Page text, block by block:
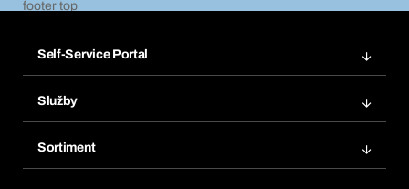
Self-Service Portal
Obľúbené
Opakované objednávky
Služby
Sortiment